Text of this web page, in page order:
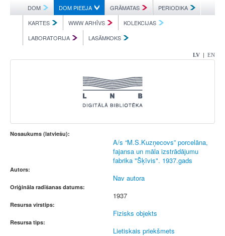
DOM DOM PIEEJA GRĀMATAS
PERIODIKA
KARTES
WWW ARHĪVS
KOLEKCIJAS
LABORATORIJA
LASĀMKOKS
LV | EN
Nosaukums (latviešu):
A/s “M.S.Kuzņecovs” porcelāna,
fajansa un māla izstrādājumu
fabrika "Šķīvis". 1937.gads
Autors:
Nav autora
Oriģināla radīšanas datums:
1937
Resursa virstips:
Fizisks objekts
Resursa tips:
Lietiskais priekšmets